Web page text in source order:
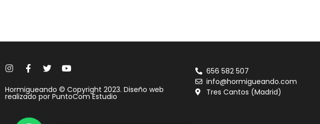
Hormigueando © Copyright 2023. Diseño web
realizado por PuntoCom Estudio
656 582 507
info@hormigueando.com
Tres Cantos (Madrid)